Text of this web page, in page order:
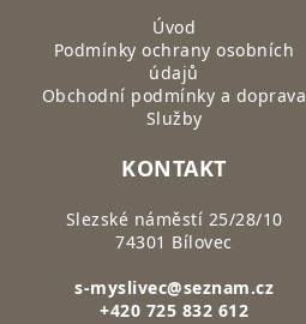
Úvod
Podmínky ochrany osobních
údajů
Obchodní podmínky a doprava
Služby
KONTAKT
Slezské náměstí 25/28/10
74301 Bílovec
s-myslivec@seznam.cz
+420 725 832 612